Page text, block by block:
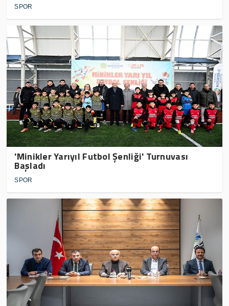
SPOR
'Minikler Yarıyıl Futbol Şenliği' Turnuvası
Başladı
SPOR